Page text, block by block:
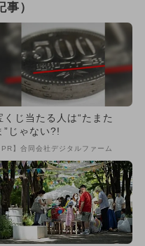
）
くじ当たる人は“たまた
”じゃない?!
PR】合同会社デジタルファーム